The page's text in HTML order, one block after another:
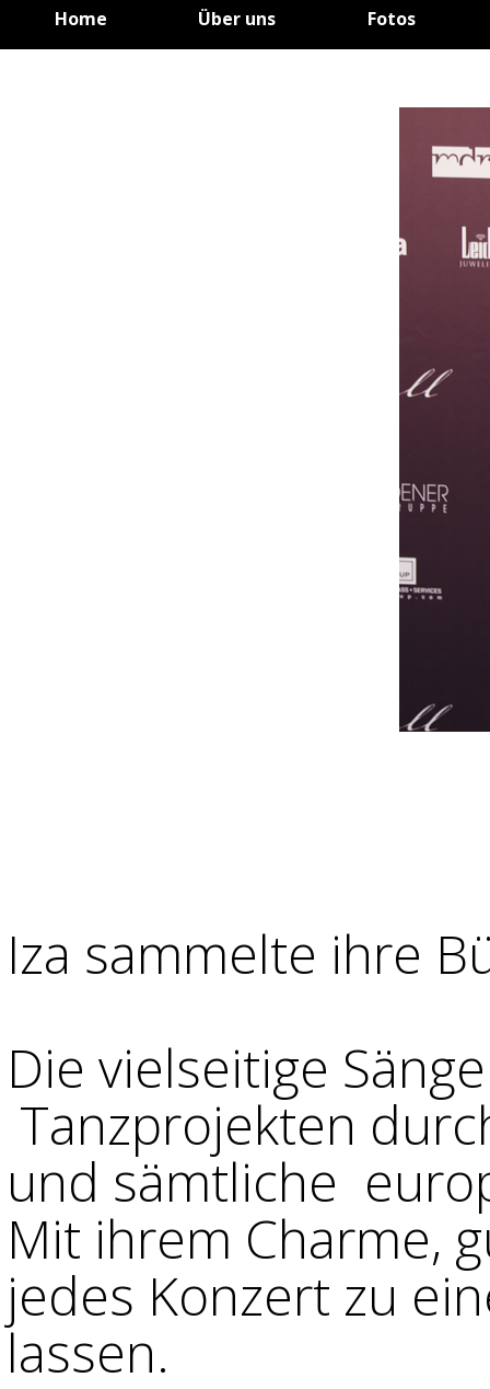
Home Über uns Fotos
Iza sammelte ihre
Die vielseitige
Tanzprojekten
und sämtliche
Mit ihrem Charme,
jedes Konzert zu
lassen.